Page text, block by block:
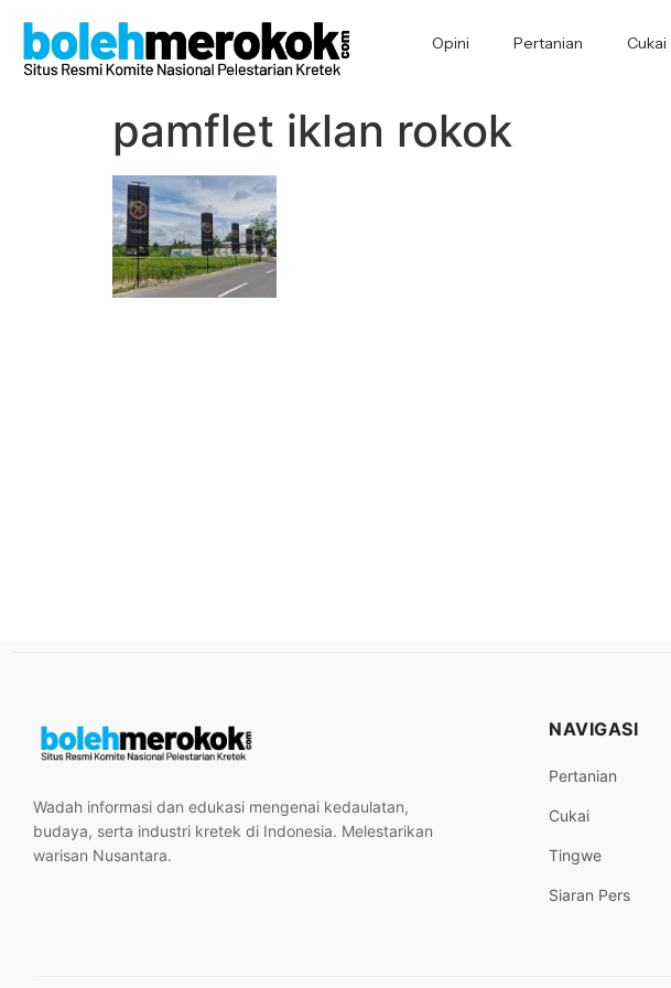
Opini Pertanian Cukai
pamflet iklan rokok
Wadah informasi dan edukasi mengenai kedaulatan,
budaya, serta industri kretek di Indonesia. Melestarikan
warisan Nusantara.
NAVIGASI
Pertanian
Cukai
Tingwe
Siaran Pers